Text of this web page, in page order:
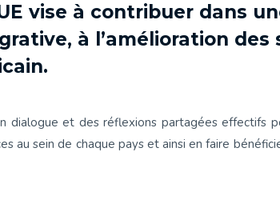
vise à contribuer dans
à l’amélioration des
dialogue et des réflexions partagées effectifs
sein de chaque pays et ainsi en faire